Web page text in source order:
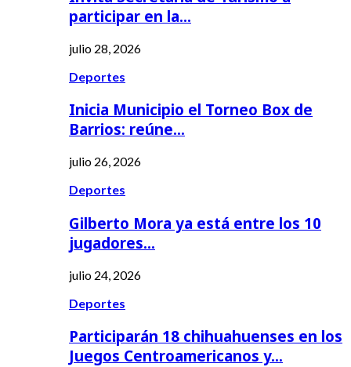
participar en la…
julio 28, 2026
Deportes
Inicia Municipio el Torneo Box de
Barrios: reúne…
julio 26, 2026
Deportes
Gilberto Mora ya está entre los 10
jugadores…
julio 24, 2026
Deportes
Participarán 18 chihuahuenses en los
Juegos Centroamericanos y…